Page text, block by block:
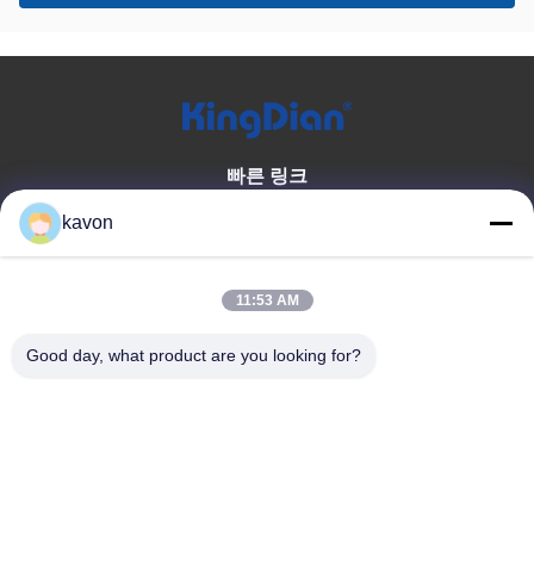
빠른 링크
상품 문의하기
제품 카테고리
소비자 솔리드 스테이트 드라이
DDR 메모리
kavon
11:53 AM
Good day, what product are you looking for?